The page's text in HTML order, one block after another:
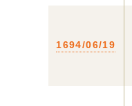
1694/06/19